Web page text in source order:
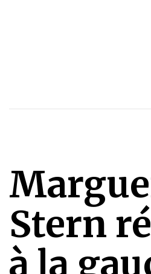
Stern
à la